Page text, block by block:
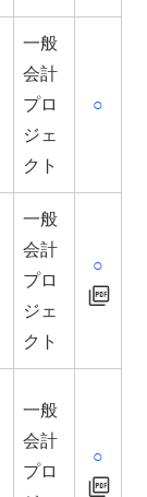
一般
会計
プロ
ジェ
クト
○
一般
会計
プロ
ジェ
クト
○
一般
会計
プロ
○